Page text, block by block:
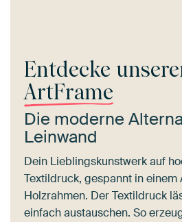
Entdecke
ArtFrame
Die moderne
Leinwand
Dein Lieblingskunstwerk auf
Textildruck, gespannt in
Holzrahmen. Der Textildruck
einfach austauschen. So